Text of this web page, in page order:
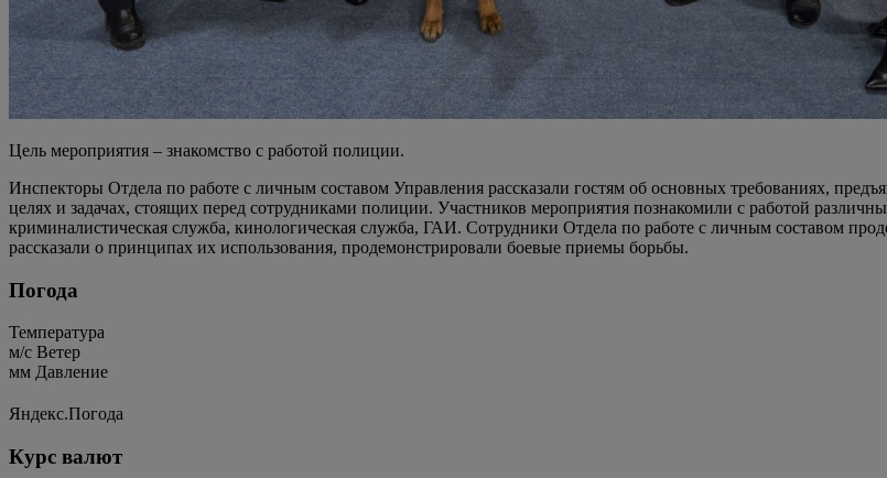
Цель мероприятия – знакомство с работой полиции.
Инспекторы Отдела по работе с личным составом Управления рассказали гостям об основных требованиях,
целях и задачах, стоящих перед сотрудниками полиции. Участников мероприятия познакомили с работой
криминалистическая служба, кинологическая служба, ГАИ. Сотрудники Отдела по работе с личным составом
рассказали о принципах их использования, продемонстрировали боевые приемы борьбы.
Погода
Температура
м/c Ветер
мм Давление
Яндекс.Погода
Курс валют